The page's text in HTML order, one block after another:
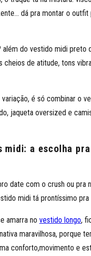
dá pra montar o
além do vestido midi preto
cheios de atitude, tons
variação, é só combinar o
jaqueta oversized e
midi: a escolha
date com o crush ou pra
midi tá prontíssimo
amarra no vestido longo,
maravilhosa, porque
conforto,movimento e